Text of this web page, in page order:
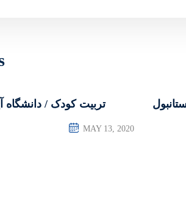
تربیت کودک / دانشگاه
MAY 13, 2020